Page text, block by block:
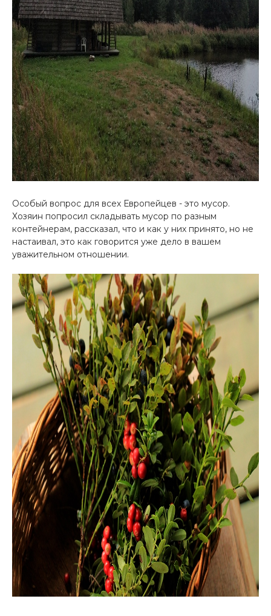
Особый вопрос для всех Европейцев - это мусор.
Хозяин попросил складывать мусор по разным
контейнерам, рассказал, что и как у них принято, но не
настаивал, это как говорится уже дело в вашем
уважительном отношении.